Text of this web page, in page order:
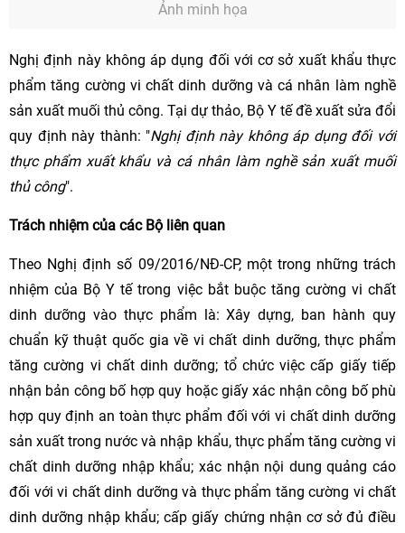
Ảnh minh họa
Nghị định này không áp dụng đối với cơ sở xuất khẩu thực
phẩm tăng cường vi chất dinh dưỡng và cá nhân làm nghề
sản xuất muối thủ công. Tại dự thảo, Bộ Y tế đề xuất sửa đổi
quy định này thành: "Nghị định này không áp dụng đối với
thực phẩm xuất khẩu và cá nhân làm nghề sản xuất muối
thủ công".
Trách nhiệm của các Bộ liên quan
Theo Nghị định số 09/2016/NĐ-CP, một trong những trách
nhiệm của Bộ Y tế trong việc bắt buộc tăng cường vi chất
dinh dưỡng vào thực phẩm là: Xây dựng, ban hành quy
chuẩn kỹ thuật quốc gia về vi chất dinh dưỡng, thực phẩm
tăng cường vi chất dinh dưỡng; tổ chức việc cấp giấy tiếp
nhận bản công bố hợp quy hoặc giấy xác nhận công bố phù
hợp quy định an toàn thực phẩm đối với vi chất dinh dưỡng
sản xuất trong nước và nhập khẩu, thực phẩm tăng cường vi
chất dinh dưỡng nhập khẩu; xác nhận nội dung quảng cáo
đối với vi chất dinh dưỡng và thực phẩm tăng cường vi chất
dinh dưỡng nhập khẩu; cấp giấy chứng nhận cơ sở đủ điều